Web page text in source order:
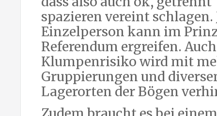
spazieren vereint schlagen.
Einzelperson kann im
Referendum ergreifen.
Klumpenrisiko wird mit
Gruppierungen und
Lagerorten der Bögen